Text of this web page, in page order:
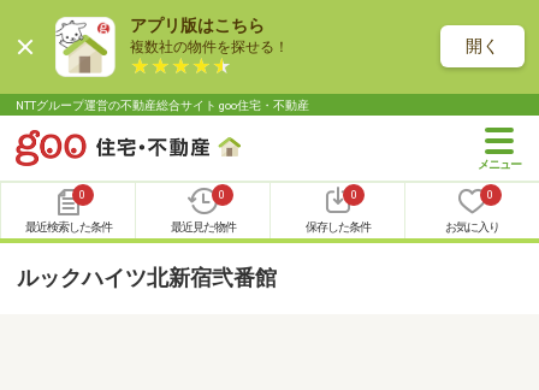
アプリ版はこちら
複数社の物件を探せる！ 開く
NTTグループ運営の不動産総合サイト goo住宅・不動産
0
最近検索した条件
0
最近見た物件
0
保存した条件
0
お気に入り
ルックハイツ北新宿弐番館